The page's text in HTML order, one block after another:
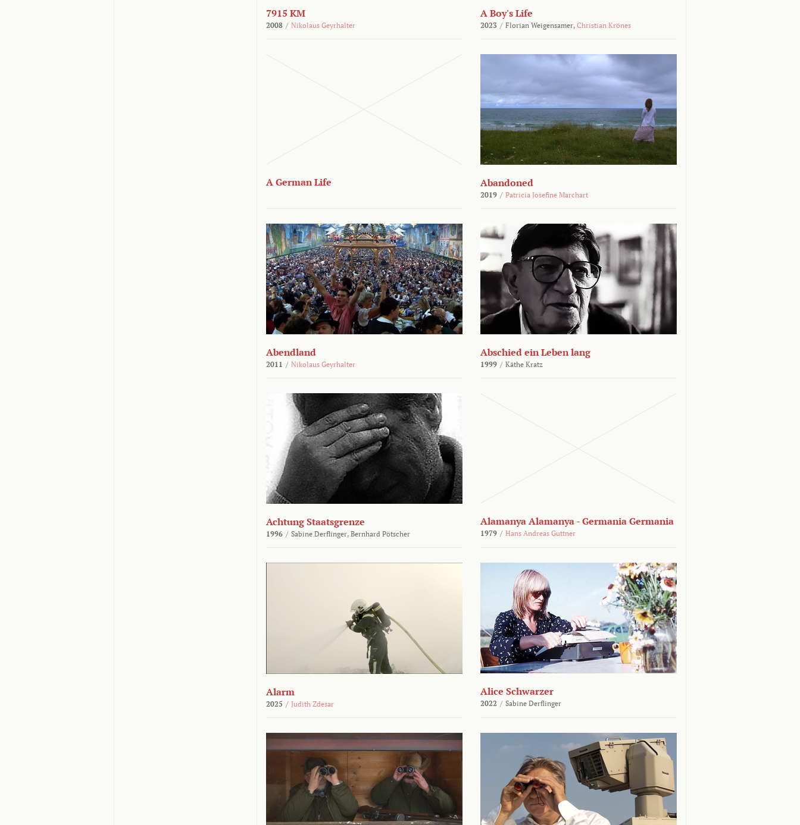
7915 KM
2008 / Nikolaus Geyrhalter
A Boy's Life
2023 / Florian Weigensamer, Christian Krönes
A German Life Abandoned
2019 / Patricia Josefine Marchart
Abendland
2011 / Nikolaus Geyrhalter
Abschied ein Leben lang
1999 / Käthe Kratz
Achtung Staatsgrenze
1996 / Sabine Derflinger, Bernhard Pötscher
Alamanya Alamanya - Germania Germania
1979 / Hans Andreas Guttner
Alarm
2025 / Judith Zdesar
Alice Schwarzer
2022 / Sabine Derflinger